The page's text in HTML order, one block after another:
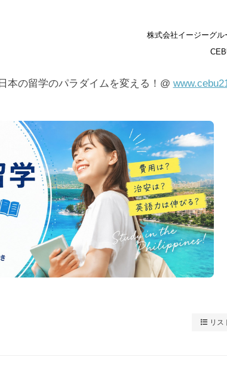
株式会社イージーグル
本の留学のパラダイムを変える！@
リス